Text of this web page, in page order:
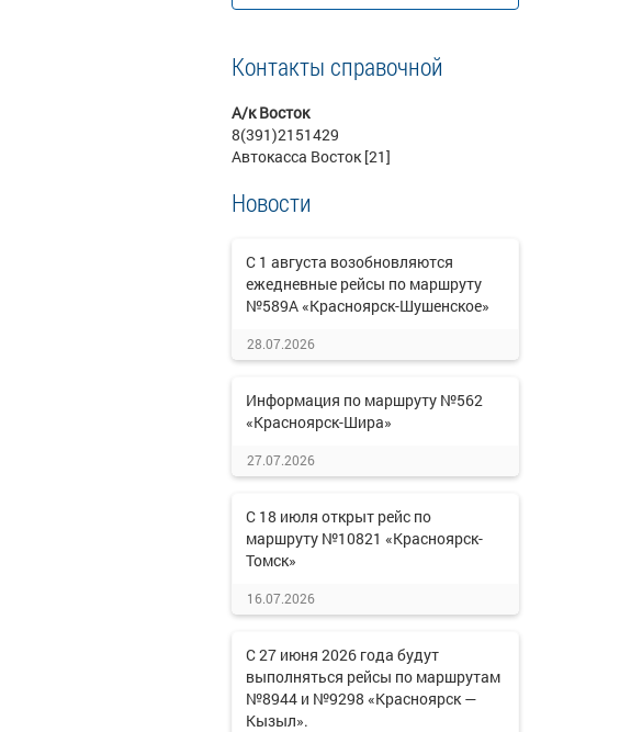
Контакты справочной
А/к Восток
8(391)2151429
Автокасса Восток [21]
Новости
С 1 августа возобновляются
ежедневные рейсы по маршруту
№589А «Красноярск-Шушенское»
28.07.2026
Информация по маршруту №562
«Красноярск-Шира»
27.07.2026
С 18 июля открыт рейс по
маршруту №10821 «Красноярск-
Томск»
16.07.2026
С 27 июня 2026 года будут
выполняться рейсы по маршрутам
№8944 и №9298 «Красноярск —
Кызыл».